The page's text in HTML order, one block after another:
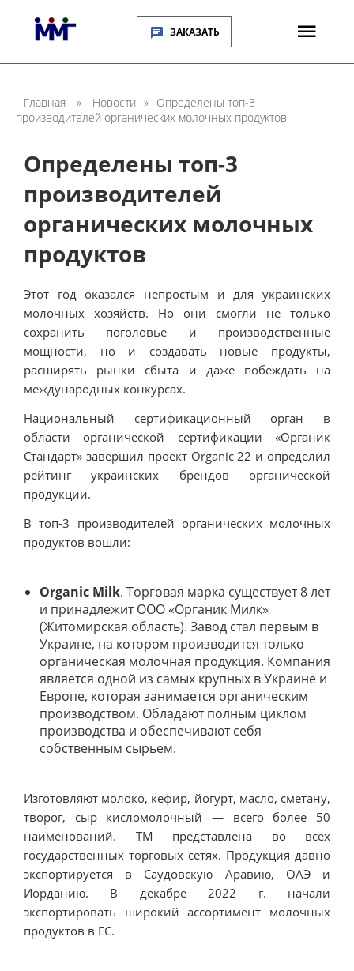
ЗАКАЗАТЬ
Главная » Новости » Определены топ-3
производителей органических молочных продуктов
Определены топ-3
производителей
органических молочных
продуктов
Этот год оказался непростым и для украинских
молочных хозяйств. Но они смогли не только
сохранить поголовье и производственные
мощности, но и создавать новые продукты,
расширять рынки сбыта и даже побеждать на
международных конкурсах.
Национальный сертификационный орган в
области органической сертификации «Органик
Стандарт» завершил проект Organic 22 и определил
рейтинг украинских брендов органической
продукции.
В топ-3 производителей органических молочных
продуктов вошли:
Organic Milk. Торговая марка существует 8 лет
и принадлежит ООО «Органик Милк»
(Житомирская область). Завод стал первым в
Украине, на котором производится только
органическая молочная продукция. Компания
является одной из самых крупных в Украине и
Европе, которая занимается органическим
производством. Обладают полным циклом
производства и обеспечивают себя
собственным сырьем.
Изготовляют молоко, кефир, йогурт, масло, сметану,
творог, сыр кисломолочный — всего более 50
наименований. ТМ представлена во всех
государственных торговых сетях. Продукция давно
экспортируется в Саудовскую Аравию, ОАЭ и
Иорданию. В декабре 2022 г. начали
экспортировать широкий ассортимент молочных
продуктов в ЕС.